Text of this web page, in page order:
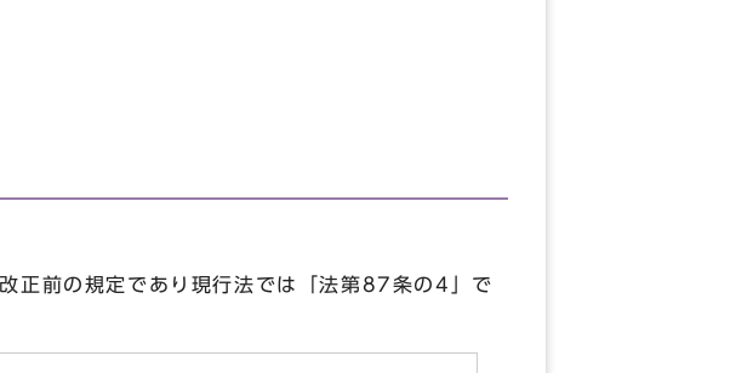
正前の規定であり現行法では「法第87条の4」で